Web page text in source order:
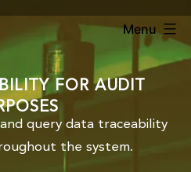
Menu
FOR AUDIT
query data traceability
the system.